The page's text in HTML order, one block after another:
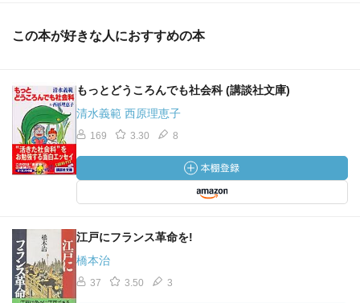
この本が好きな人におすすめの本
もっとどうころんでも社会科 (講談社文庫)
清水義範 西原理恵子
169 3.30 8
江戸にフランス革命を!
橋本治
37 3.50 3